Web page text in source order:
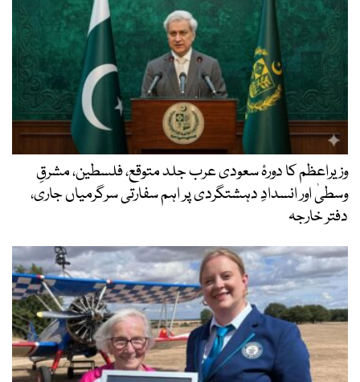
وزیراعظم کا دورۂ سعودی عرب جلد متوقع، فلسطین، مشرقِ
وسطیٰ اور انسدادِ دہشتگردی پر اہم سفارتی سرگرمیاں جاری،
دفتر خارجہ